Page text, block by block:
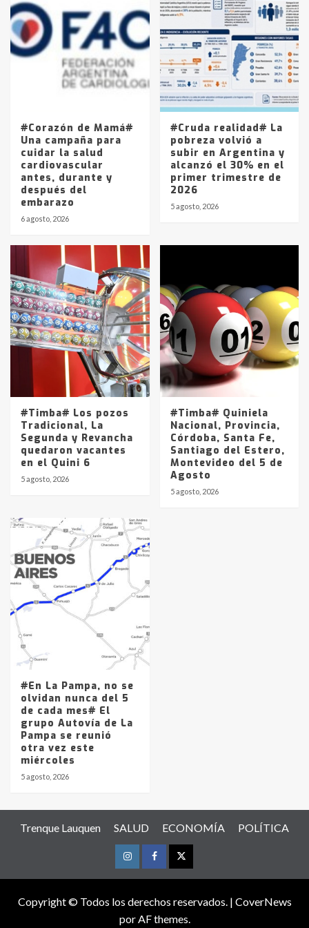
4
Accidente en Ruta 5: falleció un
joven de Trenque Lauquen
Los precios de los combustibles en
La Pampa, desde YPF hasta Axion
entre 857 a 1338 pesos
#Corazón de Mamá#
Una campaña para
cuidar la salud
cardiovascular
antes, durante y
después del
embarazo
6 agosto, 2026
#Cruda realidad# La
pobreza volvió a
subir en Argentina y
alcanzó el 30% en el
primer trimestre de
2026
5 agosto, 2026
#Timba# Los pozos
Tradicional, La
Segunda y Revancha
quedaron vacantes
en el Quini 6
5 agosto, 2026
#Timba# Quiniela
Nacional, Provincia,
Córdoba, Santa Fe,
Santiago del Estero,
Montevideo del 5 de
Agosto
5 agosto, 2026
#En La Pampa, no se
olvidan nunca del 5
de cada mes# El
grupo Autovía de La
Pampa se reunió
otra vez este
miércoles
5 agosto, 2026
Trenque Lauquen SALUD ECONOMÍA POLÍTICA
InstagramFacebookTwitter
Copyright © Todos los derechos reservados. | CoverNews
por AF themes.